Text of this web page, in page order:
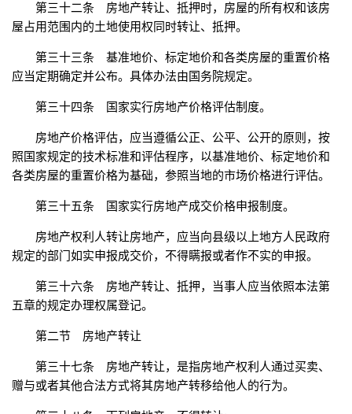
第三十二条 房地产转让、抵押时，房屋的所有权和该房
屋占用范围内的土地使用权同时转让、抵押。
第三十三条 基准地价、标定地价和各类房屋的重置价格
应当定期确定并公布。具体办法由国务院规定。
第三十四条 国家实行房地产价格评估制度。
房地产价格评估，应当遵循公正、公平、公开的原则，按
照国家规定的技术标准和评估程序，以基准地价、标定地价和
各类房屋的重置价格为基础，参照当地的市场价格进行评估。
第三十五条 国家实行房地产成交价格申报制度。
房地产权利人转让房地产，应当向县级以上地方人民政府
规定的部门如实申报成交价，不得瞒报或者作不实的申报。
第三十六条 房地产转让、抵押，当事人应当依照本法第
五章的规定办理权属登记。
第二节 房地产转让
第三十七条 房地产转让，是指房地产权利人通过买卖、
赠与或者其他合法方式将其房地产转移给他人的行为。